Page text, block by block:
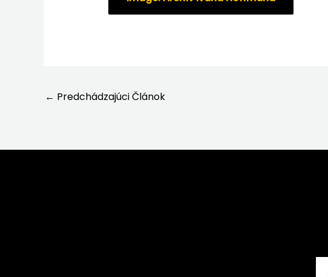
← Predchádzajúci Článok